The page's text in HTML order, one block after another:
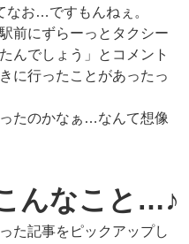
なお…ですもんねぇ。
前にずらーっとタクシー
んでしょう」とコメント
に行ったことがあったっ
たのかなぁ…なんて想像
んなこと…♪
た記事をピックアップし